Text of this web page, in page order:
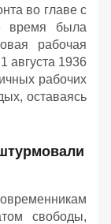
во главе с
была
рабочая
августа 1936
рабочих
оставаясь
свободы,